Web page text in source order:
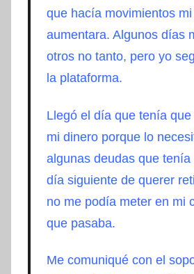
que hacía movimientos
aumentara. Algunos días
otros no tanto, pero yo
la plataforma.
Llegó el día que tenía
mi dinero porque lo
algunas deudas que tenía
día siguiente de querer
no me podía meter en mi
que pasaba.
Me comuniqué con el